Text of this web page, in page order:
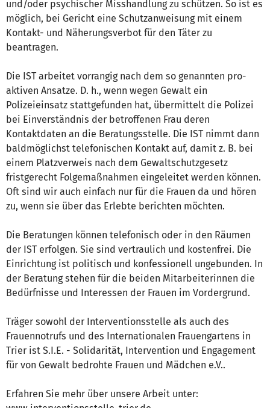
und/oder psychischer Misshandlung zu schützen. So ist es
möglich, bei Gericht eine Schutzanweisung mit einem
Kontakt- und Näherungsverbot für den Täter zu
beantragen.
Die IST arbeitet vorrangig nach dem so genannten pro-
aktiven Ansatze. D. h., wenn wegen Gewalt ein
Polizeieinsatz stattgefunden hat, übermittelt die Polizei
bei Einverständnis der betroffenen Frau deren
Kontaktdaten an die Beratungsstelle. Die IST nimmt dann
baldmöglichst telefonischen Kontakt auf, damit z. B. bei
einem Platzverweis nach dem Gewaltschutzgesetz
fristgerecht Folgemaßnahmen eingeleitet werden können.
Oft sind wir auch einfach nur für die Frauen da und hören
zu, wenn sie über das Erlebte berichten möchten.
Die Beratungen können telefonisch oder in den Räumen
der IST erfolgen. Sie sind vertraulich und kostenfrei. Die
Einrichtung ist politisch und konfessionell ungebunden. In
der Beratung stehen für die beiden Mitarbeiterinnen die
Bedürfnisse und Interessen der Frauen im Vordergrund.
Träger sowohl der Interventionsstelle als auch des
Frauennotrufs und des Internationalen Frauengartens in
Trier ist S.I.E. - Solidarität, Intervention und Engagement
für von Gewalt bedrohte Frauen und Mädchen e.V..
Erfahren Sie mehr über unsere Arbeit unter: